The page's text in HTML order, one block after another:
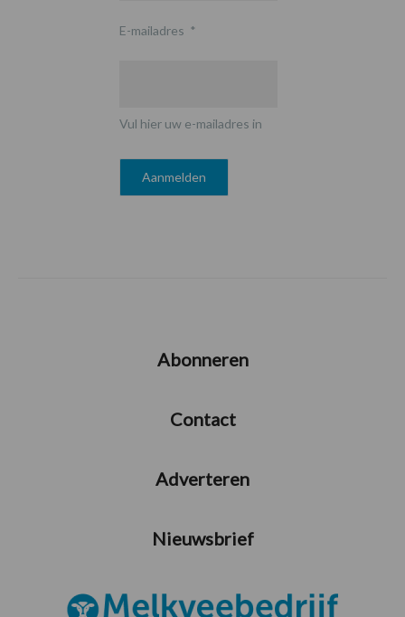
E-mailadres *
Vul hier uw e-mailadres in
Abonneren
Contact
Adverteren
Nieuwsbrief